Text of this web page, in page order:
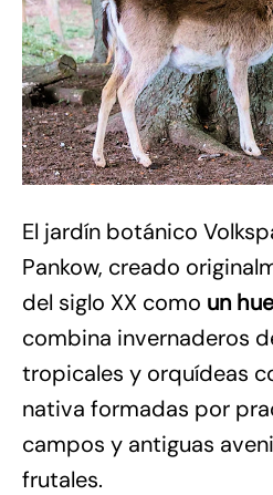
El jardín botánico
Pankow, creado
del siglo XX como un
combina invernaderos
tropicales y orquídeas
nativa formadas por
campos y antiguas
frutales.